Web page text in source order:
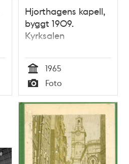
Hjorthagens kapell,
byggt 1909.
Kyrksalen
Tid
1965
Typ
Foto